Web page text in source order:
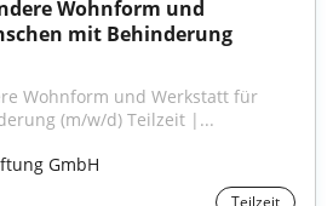
Wohnform und
mit Behinderung
Wohnform und Werkstatt für
(m/w/d) Teilzeit |...
GmbH
Teilzeit